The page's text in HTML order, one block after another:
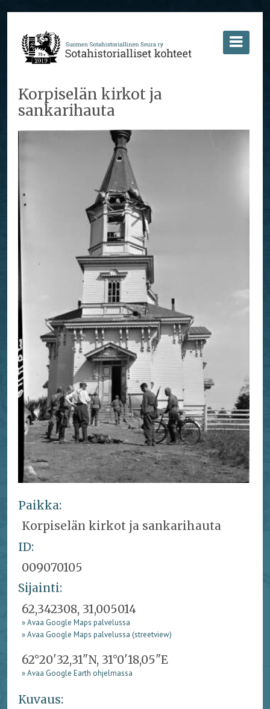
Korpiselän kirkot ja
sankarihauta
Paikka:
Korpiselän kirkot ja sankarihauta
ID:
009070105
Sijainti:
62,342308, 31,005014
» Avaa Google Maps palvelussa
» Avaa Google Maps palvelussa (streetview)
62°20'32,31"N, 31°0'18,05"E
» Avaa Google Earth ohjelmassa
Kuvaus: